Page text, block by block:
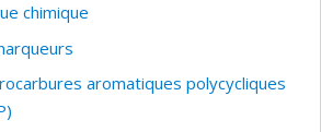
chimique
aromatiques polycycliques